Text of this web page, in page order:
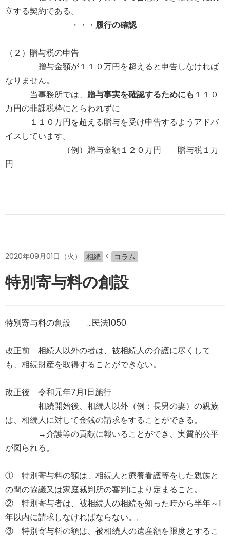
立する契約である。
・・・ 履行の確認
（２）贈与税の申告
贈与金額が１１０万円を超えると申告しなければ
なりません。
当事務所では、 贈与事実を確認するためにも １１０
万円の非課税枠にとらわれずに
１１０万円を超える贈与を受け申告するようアドバ
イスしています。
（例）贈与金額１２０万円 贈与税１万
円
2020年09月01日（火） 相続 < コラム
特別寄与料の創設
特別寄与料の創設 …民法1050
改正前 相続人以外の者は、被相続人の介護に尽くして
も、相続財産を取得することができない。
改正後 令和元年7月1日施行
相続開始後、相続人以外（例：長男の妻）の親族
は、相続人に対して金銭の請求をすることができる。
→介護等の貢献に報いることができ、実質的公平
が図られる。
① 特別寄与料の額は、相続人と療養看護等をした親族と
の間の協議又は家庭裁判所の審判により定まること。
② 特別寄与者は、被相続人の相続を知った時から半年～1
年以内に請求しなければならない。。
③ 特別寄与料の額は、被相続人の遺産額を限度とするこ